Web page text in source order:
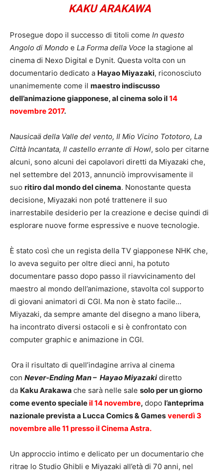
KAKU ARAKAWA
Prosegue dopo il successo di titoli come In questo
Angolo di Mondo e La Forma della Voce la stagione al
cinema di Nexo Digital e Dynit. Questa volta con un
documentario dedicato a Hayao Miyazaki, riconosciuto
unanimemente come il maestro indiscusso
dell’animazione giapponese, al cinema solo il14
novembre 2017.
Nausicaä della Valle del vento, Il Mio Vicino Tototoro, La
Città Incantata, Il castello errante di Howl, solo per citarne
alcuni, sono alcuni dei capolavori diretti da Miyazaki che,
nel settembre del 2013, annunciò improvvisamente il
suo ritiro dal mondo del cinema. Nonostante questa
decisione, Miyazaki non poté trattenere il suo
inarrestabile desiderio per la creazione e decise quindi di
esplorare nuove forme espressive e nuove tecnologie.
È stato così che un regista della TV giapponese NHK che,
lo aveva seguito per oltre dieci anni, ha potuto
documentare passo dopo passo il riavvicinamento del
maestro al mondo dell’animazione, stavolta col supporto
di giovani animatori di CGI. Ma non è stato facile…
Miyazaki, da sempre amante del disegno a mano libera,
ha incontrato diversi ostacoli e si è confrontato con
computer graphic e animazione in CGI.
Ora il risultato di quell’indagine arriva al cinema
con Never-Ending Man – Hayao Miyazakidiretto
da Kaku Arakawa che sarà nelle sale solo per un giorno
come evento specialeil 14 novembre, dopo l’anteprima
nazionale prevista a Lucca Comics & Games venerdì 3
novembre alle 11 presso il Cinema Astra.
Un approccio intimo e delicato per un documentario che
ritrae lo Studio Ghibli e Miyazaki all’età di 70 anni, nel